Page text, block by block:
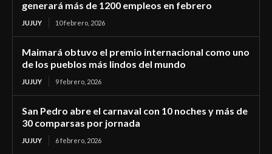
generará más de 1200 empleos en febrero
JUJUY 10 febrero, 2026
Maimará obtuvo el premio internacional como uno
de los pueblos más lindos del mundo
JUJUY 9 febrero, 2026
San Pedro abre el carnaval con 10 noches y más de
30 comparsas por jornada
JUJUY 6 febrero, 2026